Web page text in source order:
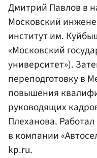
Дмитрий Павлов в
Московский
институт им.
«Московский
университет»).
переподготовку в
повышения
руководящих
Плеханова.
в компании
kp.ru.